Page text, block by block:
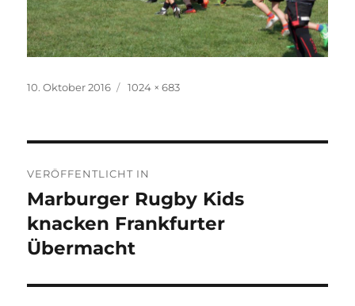
Veröffentlicht
10. Oktober 2016
Volle
1024 × 683
VERÖFFENTLICHT IN
Marburger Rugby Kids
knacken Frankfurter
Übermacht